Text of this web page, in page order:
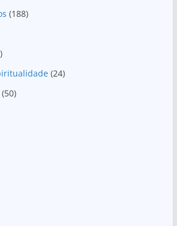
(188)
(24)
(50)